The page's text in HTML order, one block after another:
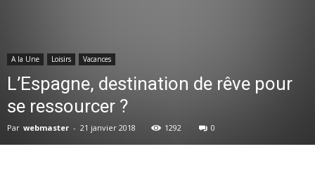
A la Une Loisirs Vacances
L’Espagne, destination de rêve pour
se ressourcer ?
Par webmaster - 21 janvier 2018 1292 0